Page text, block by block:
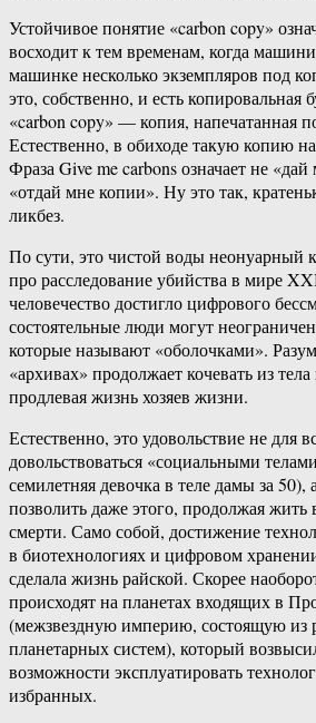
Устойчивое понятие «carbon copy»
восходит к тем временам, когда
машинке несколько экземпляров под
это, собственно, и есть копировальная
«carbon copy» — копия, напечатанная
Естественно, в обиходе такую копию
Фраза Give me carbons означает не «дай
«отдай мне копии». Ну это так,
ликбез.
По сути, это чистой воды неонуарный
про расследование убийства в мире
человечество достигло цифрового
состоятельные люди могут
которые называют «оболочками».
«архивах» продолжает кочевать из
продлевая жизнь хозяев жизни.
Естественно, это удовольствие не для
довольствоваться «социальными
семилетняя девочка в теле дамы за 50),
позволить даже этого, продолжая жить
смерти. Само собой, достижение
в биотехнологиях и цифровом
сделала жизнь райской. Скорее
происходят на планетах входящих в
(межзвездную империю, состоящую из
планетарных систем), который
возможности эксплуатировать
избранных.